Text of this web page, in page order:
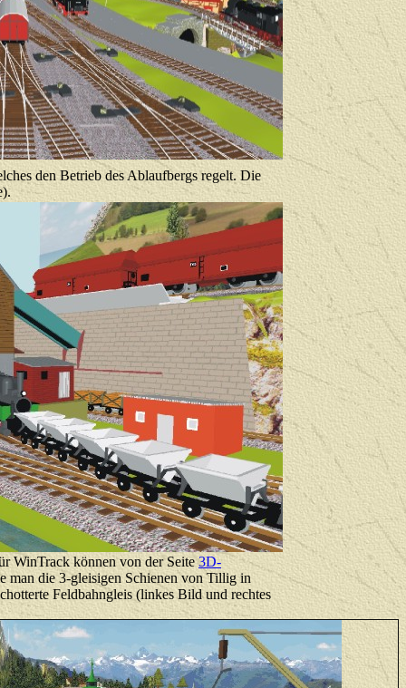
den Betrieb des Ablaufbergs regelt. Die
WinTrack können von der Seite3D-
man die 3-gleisigen Schienen von Tillig in
Feldbahngleis (linkes Bild und rechtes